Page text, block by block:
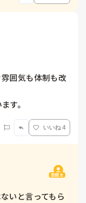
囲気も体制も改
す。
いいね 4
質問主
いと言ってもら